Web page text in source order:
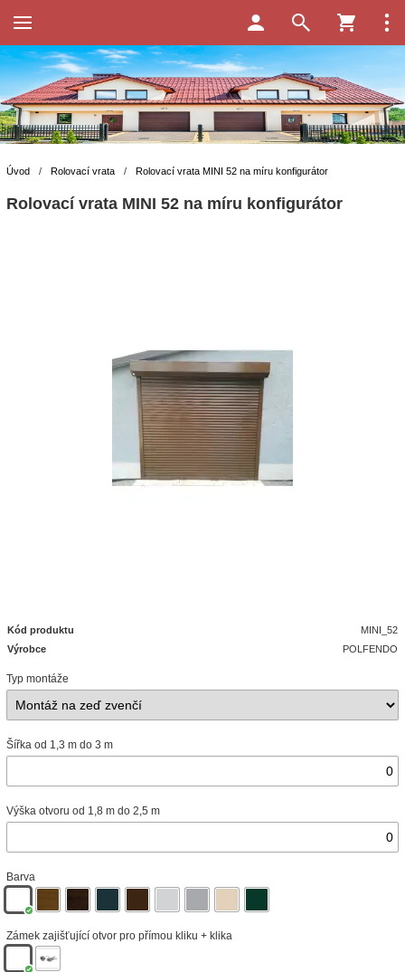
Úvod / Rolovací vrata / Rolovací vrata MINI 52 na míru konfigurátor
Rolovací vrata MINI 52 na míru konfigurátor
Kód produktu
MINI_52
Výrobce
POLFENDO
Typ montáže
Šířka od 1,3 m do 3 m
Výška otvoru od 1,8 m do 2,5 m
Barva
Zámek zajišťující otvor pro přímou kliku + klika